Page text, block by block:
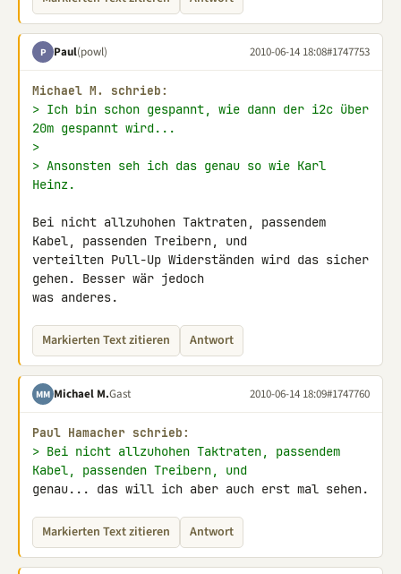
P Paul(powl) 2010-06-14 18:08#1747753
Michael M. schrieb:
> Ich bin schon gespannt, wie dann der i2c über
20m gespannt wird...
>
> Ansonsten seh ich das genau so wie Karl
Heinz.
Bei nicht allzuhohen Taktraten, passendem
Kabel, passenden Treibern, und
verteilten Pull-Up Widerständen wird das sicher
gehen. Besser wär jedoch
was anderes.
Markierten Text zitieren Antwort
MM Michael M.Gast 2010-06-14 18:09#1747760
Paul Hamacher schrieb:
> Bei nicht allzuhohen Taktraten, passendem
Kabel, passenden Treibern, und
genau... das will ich aber auch erst mal sehen.
Markierten Text zitieren Antwort